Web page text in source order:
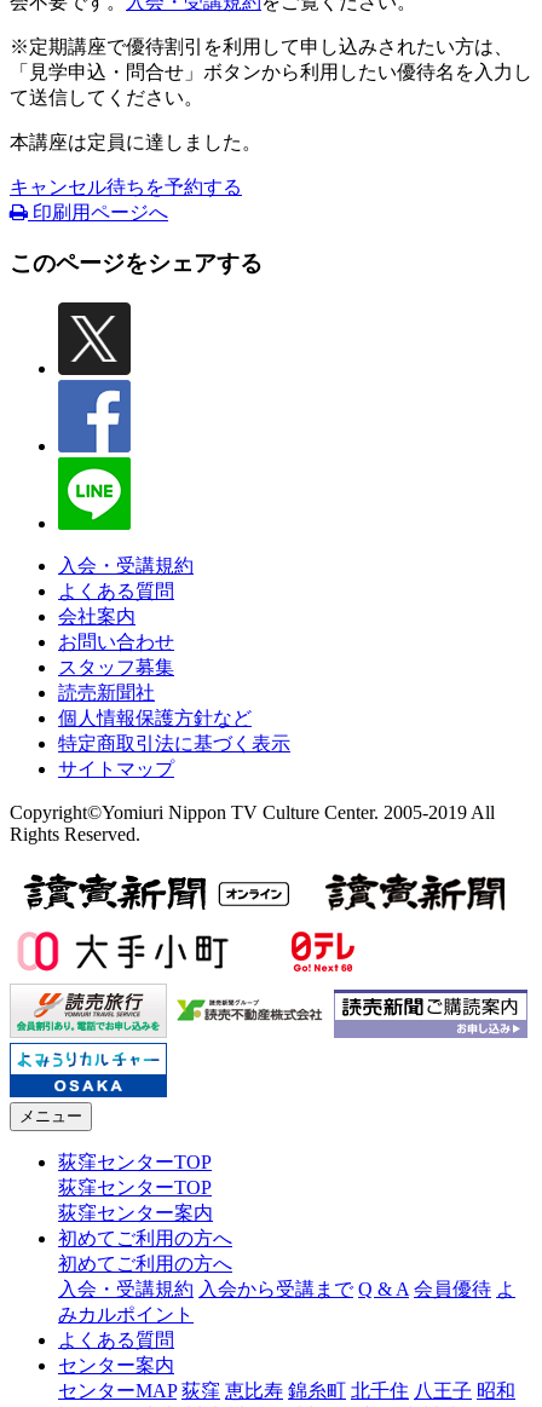
※定期講座で優待割引を利用して申し込みされたい方は、
「見学申込・問合せ」ボタンから利用したい優待名を入力し
て送信してください。
本講座は定員に達しました。
キャンセル待ちを予約する
印刷用ページへ
このページをシェアする
入会・受講規約
よくある質問
会社案内
お問い合わせ
スタッフ募集
読売新聞社
個人情報保護方針など
特定商取引法に基づく表示
サイトマップ
Copyright©Yomiuri Nippon TV Culture Center. 2005-2019 All
Rights Reserved.
メニュー
荻窪センターTOP
荻窪センターTOP
荻窪センター案内
初めてご利用の方へ
初めてご利用の方へ
入会・受講規約 入会から受講まで Q & A 会員優待 よ
みカルポイント
よくある質問
センター案内
センターMAP 荻窪 恵比寿 錦糸町 北千住 八王子 昭和